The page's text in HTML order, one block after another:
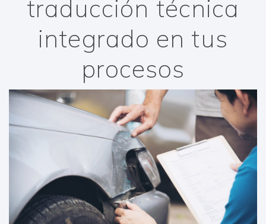
traducción técnica
integrado en tus
procesos